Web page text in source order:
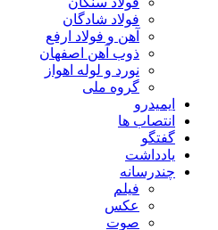
فولاد شادگان
آهن و فولاد ارفع
ذوب آهن اصفهان
نورد و لوله اهواز
گروه ملی
ایمیدرو
انتصاب ها
گفتگو
یادداشت
چندرسانه
فیلم
عکس
صوت